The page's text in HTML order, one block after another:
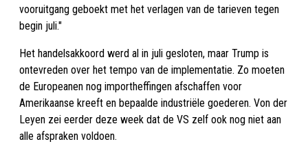
vooruitgang geboekt met het verlagen van de tarieven tegen
begin juli."
Het handelsakkoord werd al in juli gesloten, maar Trump is
ontevreden over het tempo van de implementatie. Zo moeten
de Europeanen nog importheffingen afschaffen voor
Amerikaanse kreeft en bepaalde industriële goederen. Von der
Leyen zei eerder deze week dat de VS zelf ook nog niet aan
alle afspraken voldoen.